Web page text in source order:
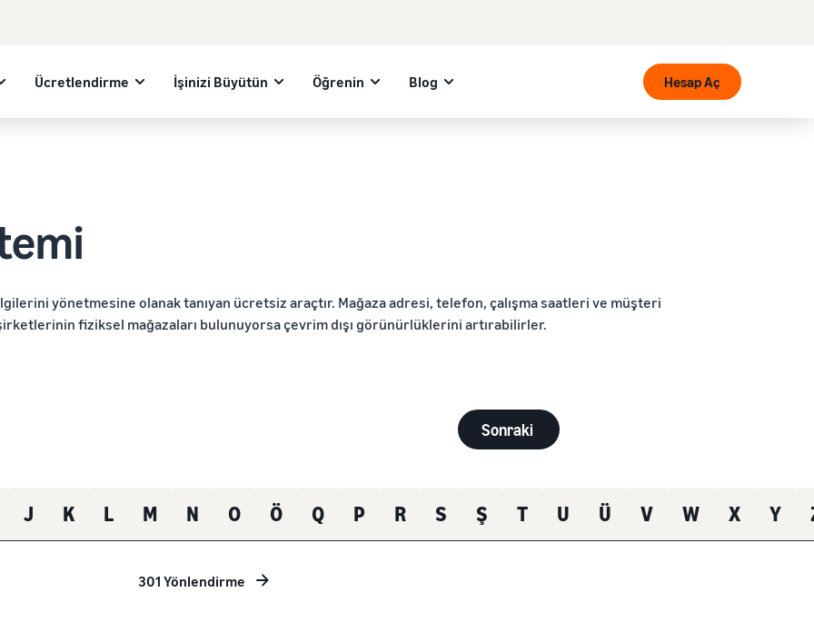
Ücretlendirme İşinizi Büyütün Öğrenin Blog Hesap Aç
yönetmesine olanak tanıyan ücretsiz araçtır. Mağaza adresi, telefon, çalışma saatleri ve müşteri
fiziksel mağazaları bulunuyorsa çevrim dışı görünürlüklerini artırabilirler.
Sonraki
J K L M N O Ö Q P R S Ş T U Ü V W X Y
301 Yönlendirme